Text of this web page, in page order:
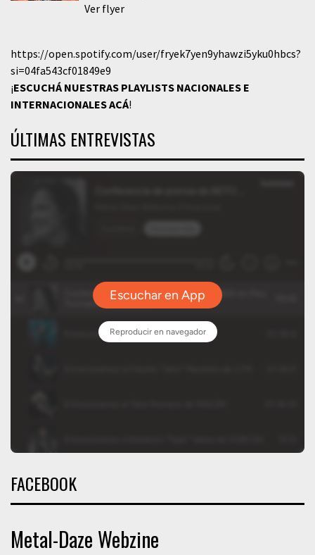
Ver flyer
https://open.spotify.com/user/fryek7yen9yhawzi5yku0hbcs?
si=04fa543cf01849e9
¡ESCUCHÁ NUESTRAS PLAYLISTS NACIONALES E
INTERNACIONALESACÁ!
ÚLTIMAS ENTREVISTAS
FACEBOOK
Metal-Daze Webzine